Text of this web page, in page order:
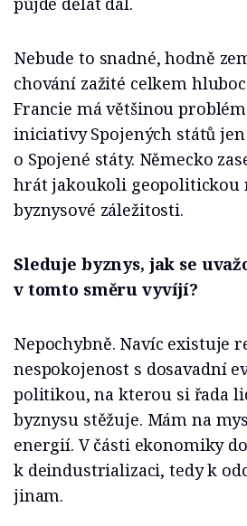
Nebude to snadné, hodně
chování zažité celkem
Francie má většinou
iniciativy Spojených států
o Spojené státy. Německo
hrát jakoukoli geopolitickou
byznysové záležitosti.
Sleduje byznys, jak se
v tomto směru vyvíjí?
Nepochybně. Navíc existuje
nespokojenost s dosavadní
politikou, na kterou si řada
byznysu stěžuje. Mám na
energií. V části ekonomiky
k deindustrializaci, tedy k
jinam.